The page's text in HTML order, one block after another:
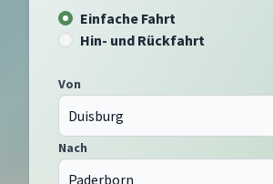
Einfache Fahrt
Hin- und Rückfahrt
Von
Nach